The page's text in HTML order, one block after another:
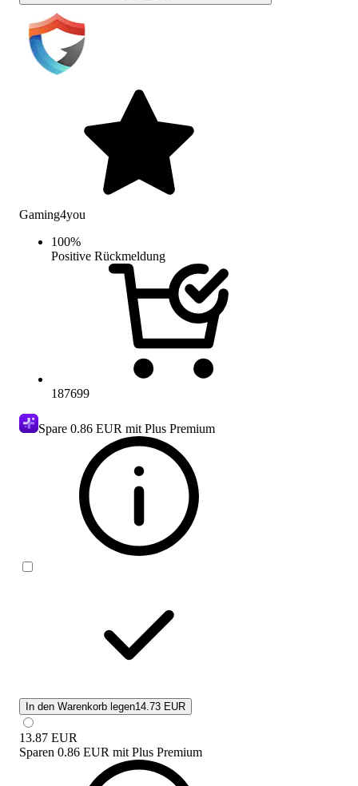
Gaming4you
100%
Positive Rückmeldung
187699
Spare 0.86 EUR mit Plus Premium
In den Warenkorb legen14.73 EUR
13.87 EUR
Sparen 0.86 EUR mit Plus Premium